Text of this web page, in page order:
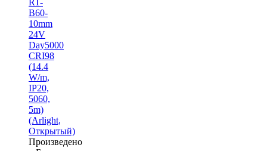
B60-
10mm
24V
Day5000
CRI98
(14.4
W/m,
IP20,
5060,
5m)
(Arlight,
Открытый)
Произведено